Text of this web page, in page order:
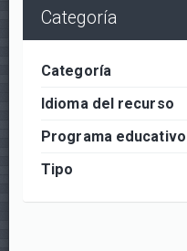
Categoría
Categoría
Idioma del recurso
Programa educativo
Tipo